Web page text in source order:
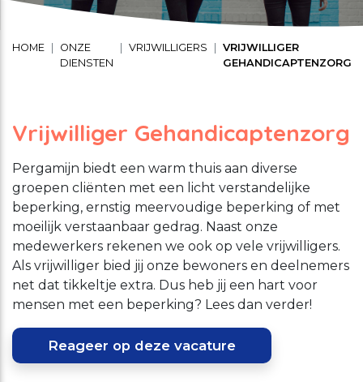
HOME
ONZE
DIENSTEN
VRIJWILLIGERS
VRIJWILLIGER
GEHANDICAPTENZORG
Vrijwilliger Gehandicaptenzorg
Pergamijn biedt een warm thuis aan diverse
groepen cliënten met een licht verstandelijke
beperking, ernstig meervoudige beperking of met
moeilijk verstaanbaar gedrag. Naast onze
medewerkers rekenen we ook op vele vrijwilligers.
Als vrijwilliger bied jij onze bewoners en deelnemers
net dat tikkeltje extra. Dus heb jij een hart voor
mensen met een beperking? Lees dan verder!
Reageer op deze vacature
Schuldhulpverlening
Maaltijd service
Welzijnsactiviteiten
Stage lopen bij CMWW